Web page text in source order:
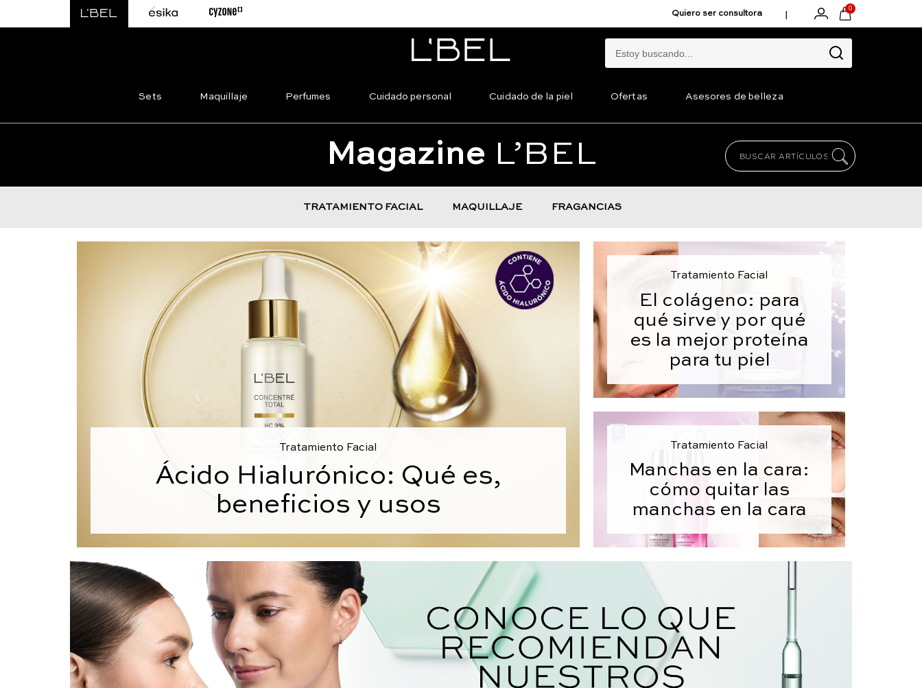
Quiero ser consultora | 0
Sets Maquillaje Perfumes Cuidado personal Cuidado de la piel Ofertas Asesores de belleza
Magazine L’BEL
TRATAMIENTO FACIAL MAQUILLAJE FRAGANCIAS
Tratamiento Facial
Ácido Hialurónico: Qué es,
beneficios y usos
Tratamiento Facial
El colágeno: para
qué sirve y por qué
es la mejor proteína
para tu piel
Tratamiento Facial
Manchas en la cara:
cómo quitar las
manchas en la cara